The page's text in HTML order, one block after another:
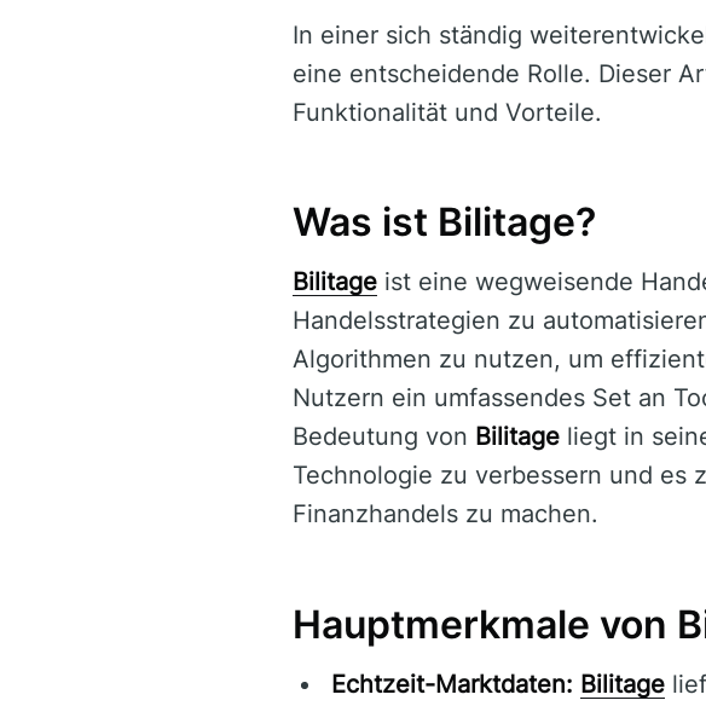
In einer sich ständig
eine entscheidende Rolle. Dieser
Funktionalität und Vorteile.
Was ist Bilitage?
Bilitage ist eine wegweisende
Handelsstrategien zu
Algorithmen zu nutzen, um
Nutzern ein umfassendes Set an
Bedeutung von Bilitage liegt in
Technologie zu verbessern und es
Finanzhandels zu machen.
Hauptmerkmale von
Echtzeit-Marktdaten: Bilitage